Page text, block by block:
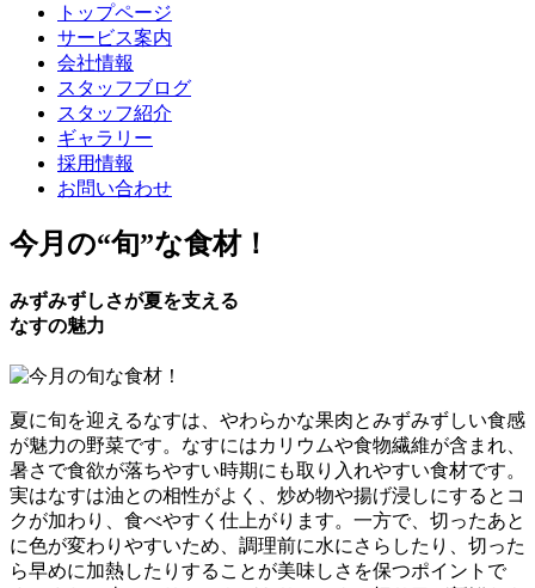
トップページ
サービス案内
会社情報
スタッフブログ
スタッフ紹介
ギャラリー
採用情報
お問い合わせ
今月の“旬”な食材！
みずみずしさが夏を支える
なすの魅力
夏に旬を迎えるなすは、やわらかな果肉とみずみずしい食感
が魅力の野菜です。なすにはカリウムや食物繊維が含まれ、
暑さで食欲が落ちやすい時期にも取り入れやすい食材です。
実はなすは油との相性がよく、炒め物や揚げ浸しにするとコ
クが加わり、食べやすく仕上がります。一方で、切ったあと
に色が変わりやすいため、調理前に水にさらしたり、切った
ら早めに加熱したりすることが美味しさを保つポイントで